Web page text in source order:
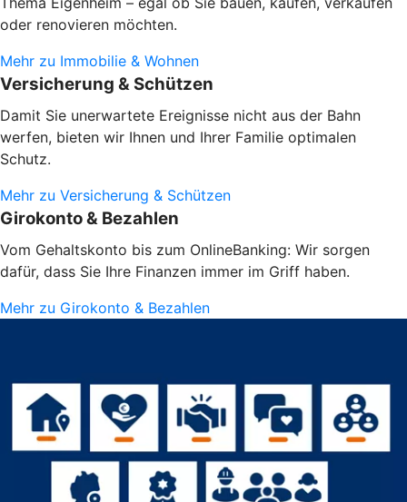
oder renovieren möchten.
Mehr zu Immobilie & Wohnen
Versicherung & Schützen
Damit Sie unerwartete Ereignisse nicht aus der Bahn
werfen, bieten wir Ihnen und Ihrer Familie optimalen
Schutz.
Mehr zu Versicherung & Schützen
Girokonto & Bezahlen
Vom Gehaltskonto bis zum OnlineBanking: Wir sorgen
dafür, dass Sie Ihre Finanzen immer im Griff haben.
Mehr zu Girokonto & Bezahlen